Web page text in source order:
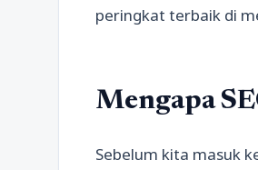
peringkat terbaik di
Mengapa
Sebelum kita masuk